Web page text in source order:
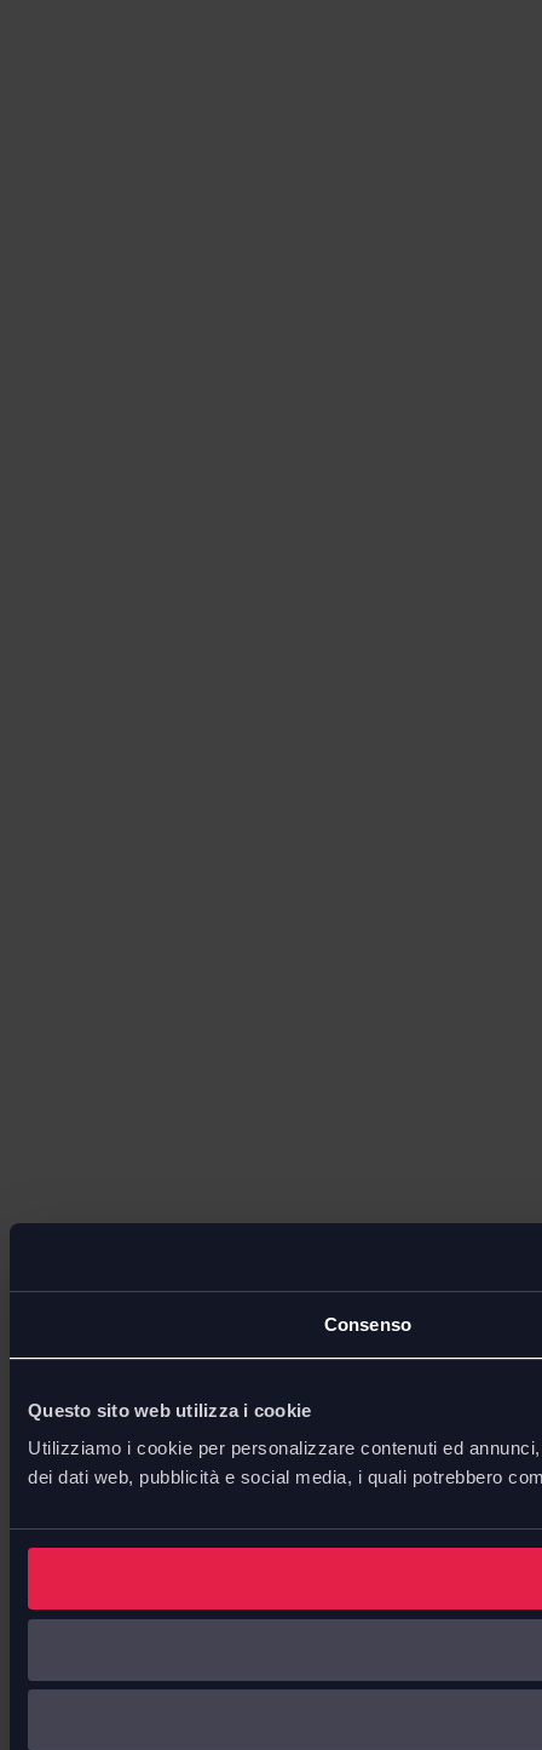
Consenso
Questo sito web utilizza i cookie
Utilizziamo i cookie per personalizzare contenuti ed
dei dati web, pubblicità e social media, i quali potrebbero